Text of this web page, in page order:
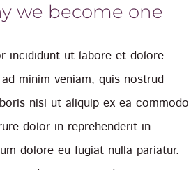
we become one
incididunt ut labore et dolore
minim veniam, quis nostrud
nisi ut aliquip ex ea commodo
dolor in reprehenderit in
dolore eu fugiat nulla pariatur.